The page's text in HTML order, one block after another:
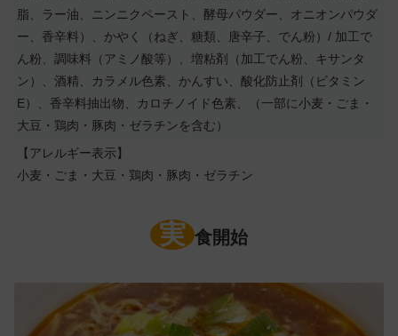
脂、ラー油、ニンニクペースト、酵母パウダー、オニオンパウダ
ー、香辛料）、かやく（ねぎ、糖類、唐辛子、でん粉）/ 加工で
ん粉、調味料（アミノ酸等）、増粘剤（加工でん粉、キサンタ
ン）、酒精、カラメル色素、かんすい、酸化防止剤（ビタミン
E）、香辛料抽出物、カロチノイド色素、（一部に小麦・ごま・
大豆・鶏肉・豚肉・ゼラチンを含む）
【アレルギー表示】
小麦・ごま・大豆・鶏肉・豚肉・ゼラチン
実 食開始